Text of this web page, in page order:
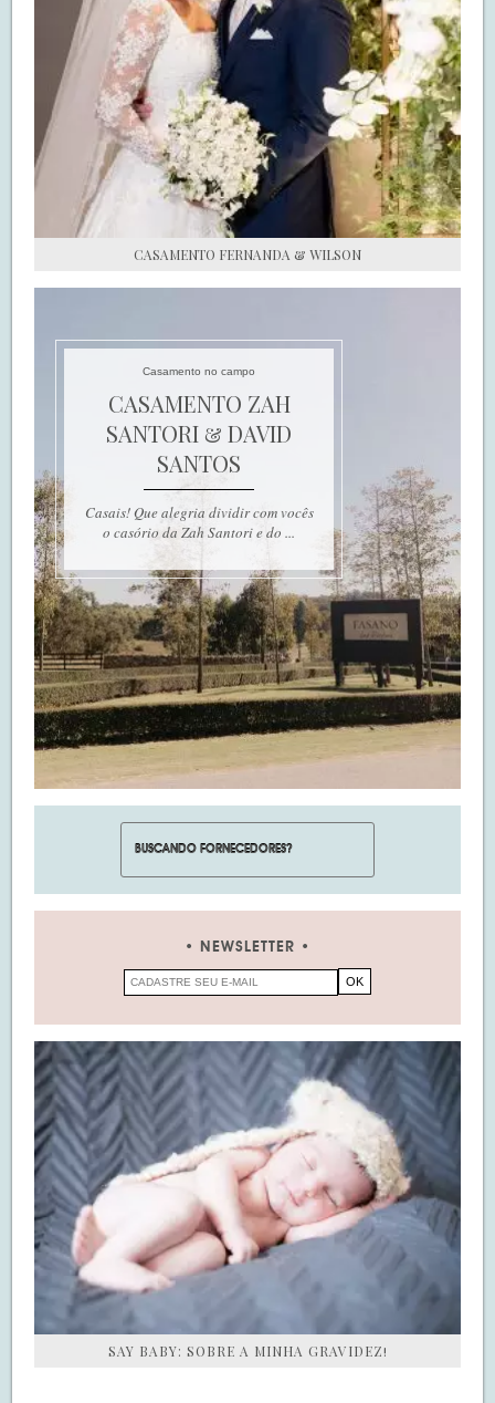
CASAMENTO FERNANDA & WILSON
Casamento no campo
CASAMENTO ZAH
SANTORI & DAVID
SANTOS
Casais! Que alegria dividir com vocês
o casório da Zah Santori e do ...
NEWSLETTER
SAY BABY: SOBRE A MINHA GRAVIDEZ!